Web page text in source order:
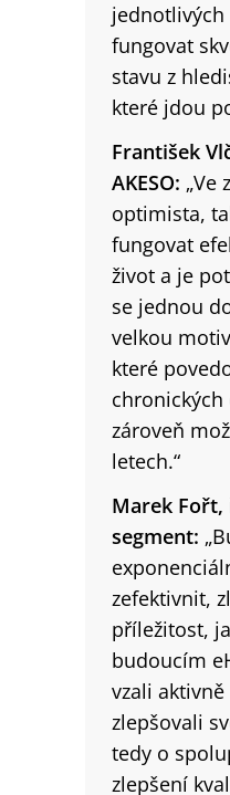
jednotlivých
fungovat
stavu z
které jdou
František
AKESO: „Ve
optimista,
fungovat
život a je
se jednou
velkou
které
zároveň
letech.“
Marek Fořt,
segment:
zefektivnit,
příležitost,
budoucím
vzali
zlepšovali
tedy o
zlepšení